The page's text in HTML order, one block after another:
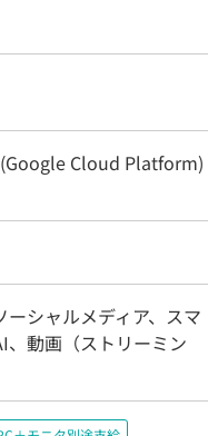
Cloud Platform)
シャルメディア、スマ
、動画（ストリーミン